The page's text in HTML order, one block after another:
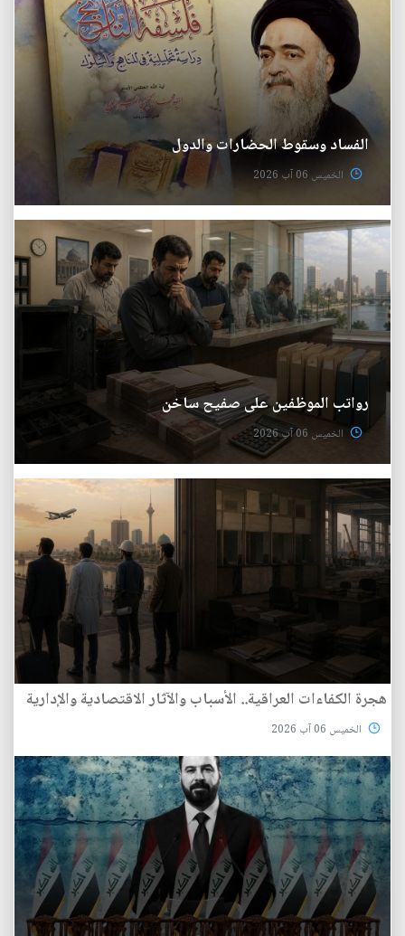
الفساد وسقوط الحضارات والدول
الخميس 06 آب 2026
رواتب الموظفين على صفيح ساخن
الخميس 06 آب 2026
هجرة الكفاءات العراقية.. الأسباب والآثار الاقتصادية والإدارية
الخميس 06 آب 2026